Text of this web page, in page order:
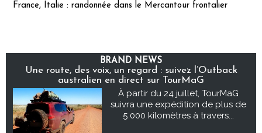
France, Italie : randonnée dans le Mercantour frontalier
BRAND NEWS
Une route, des voix, un regard : suivez l’Outback
australien en direct sur TourMaG
À partir du 24 juillet, TourMaG
suivra une expédition de plus de
5 000 kilomètres à travers...